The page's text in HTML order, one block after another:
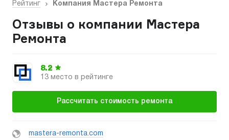
Рейтинг Компания Мастера Ремонта
Отзывы о компании Мастера
Ремонта
8.2
13 место в рейтинге
Рассчитать стоимость ремонта
mastera-remonta.com